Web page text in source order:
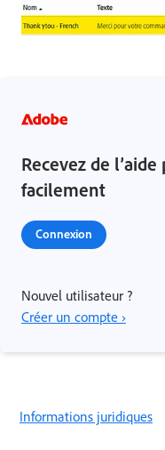
Recevez de
facilement
Connexion
Nouvel utilisateur ?
Créer un compte ›
Informations juridiques